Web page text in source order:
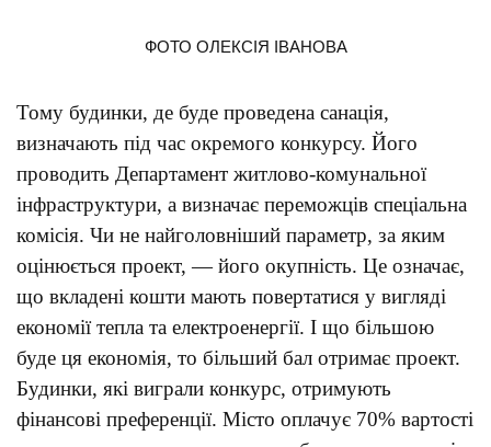
ФОТО ОЛЕКСІЯ ІВАНОВА
Тому будинки, де буде проведена санація,
визначають під час окремого конкурсу. Його
проводить Департамент житлово-комунальної
інфраструктури, а визначає переможців спеціальна
комісія. Чи не найголовніший параметр, за яким
оцінюється проект, — його окупність. Це означає,
що вкладені кошти мають повертатися у вигляді
економії тепла та електроенергії. І що більшою
буде ця економія, то більший бал отримає проект.
Будинки, які виграли конкурс, отримують
фінансові преференції. Місто оплачує 70% вартості